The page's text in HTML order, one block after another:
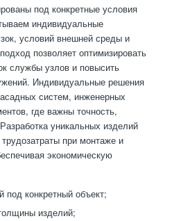
под конкретные условия
индивидуальные
условий внешней среды и
позволяет оптимизировать
службы узлов и повысить
Индивидуальные решения
систем, инженерных
где важны точность,
уникальных изделий
при монтаже и
экономическую
под конкретный объект;
изделий;